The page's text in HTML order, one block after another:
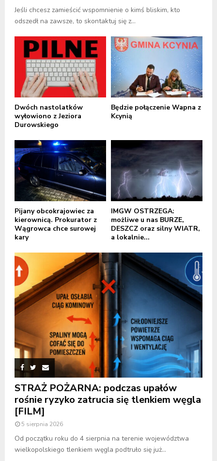
Jeśli chcesz zamieścić wspomnienie o kimś bliskim, kto
odszedł na zawsze, to skontaktuj się z...
Dwóch nastolatków
wyłowiono z Jeziora
Durowskiego
Będzie połączenie Wapna z
Kcynią
Pijany obcokrajowiec za
kierownicą. Prokurator z
Wągrowca chce surowej
kary
IMGW OSTRZEGA:
możliwe u nas BURZE,
DESZCZ oraz silny WIATR,
a lokalnie...
STRAŻ POŻARNA: podczas upałów
rośnie ryzyko zatrucia się tlenkiem węgla
[FILM]
5 sierpnia 2026
Od początku roku do 4 sierpnia na terenie województwa
wielkopolskiego tlenkiem węgla podtruło się już...